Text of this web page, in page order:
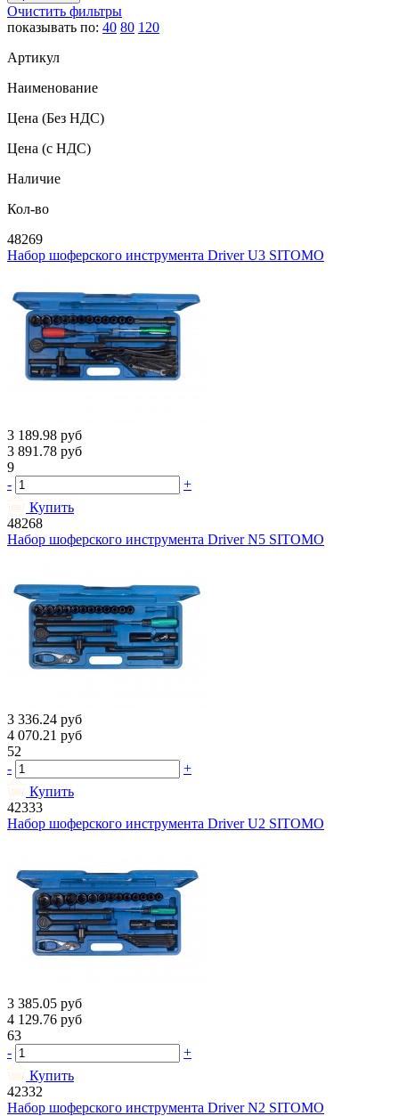
Очистить фильтры
показывать по: 40 80 120
Артикул
Наименование
Цена (Без НДС)
Цена (с НДС)
Наличие
Кол-во
48269
Набор шоферского инструмента Driver U3 SITOMO
3 189.98 руб
3 891.78 руб
9
-
+
Купить
48268
Набор шоферского инструмента Driver N5 SITOMO
3 336.24 руб
4 070.21 руб
52
-
+
Купить
42333
Набор шоферского инструмента Driver U2 SITOMO
3 385.05 руб
4 129.76 руб
63
-
+
Купить
42332
Набор шоферского инструмента Driver N2 SITOMO